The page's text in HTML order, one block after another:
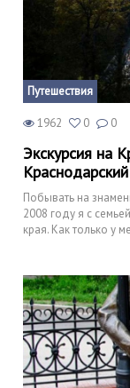
Путешествия
1962 0 0
Экскурсия на
Побывать на
2008 году я с
края. Как только у